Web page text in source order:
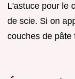
L'astuce pour le
de scie. Si on
couches de pâte